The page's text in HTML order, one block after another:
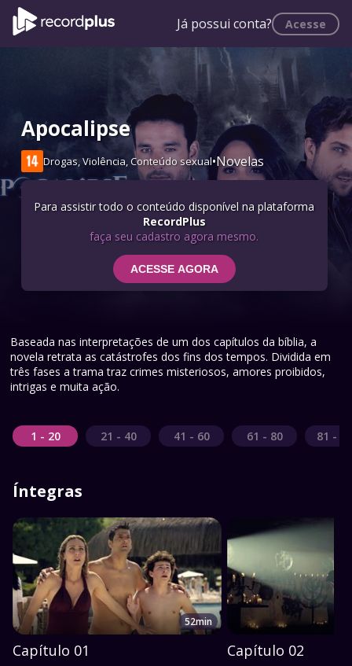
Já possui conta? Acesse
Apocalipse
Drogas, Violência, Conteúdo sexual•Novelas
Para assistir todo o conteúdo disponível na plataforma
RecordPlus
faça seu cadastro agora mesmo.
ACESSE AGORA
Baseada nas interpretações de um dos capítulos da bíblia, a
novela retrata as catástrofes dos fins dos tempos. Dividida em
três fases a trama traz crimes misteriosos, amores proibidos,
intrigas e muita ação.
1 - 20 21 - 40 41 - 60 61 - 80 81 -
Íntegras
52min
Capítulo 01 Capítulo 02